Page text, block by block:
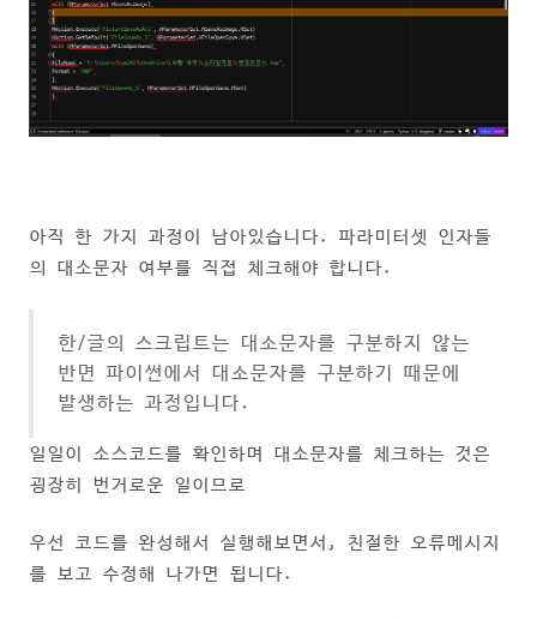
아직 한 가지 과정이 남아있습니다. 파라미터셋 인자들
의 대소문자 여부를 직접 체크해야 합니다.
한/글의 스크립트는 대소문자를 구분하지 않는
반면 파이썬에서 대소문자를 구분하기 때문에
발생하는 과정입니다.
일일이 소스코드를 확인하며 대소문자를 체크하는 것은
굉장히 번거로운 일이므로
우선 코드를 완성해서 실행해보면서, 친절한 오류메시지
를 보고 수정해 나가면 됩니다.